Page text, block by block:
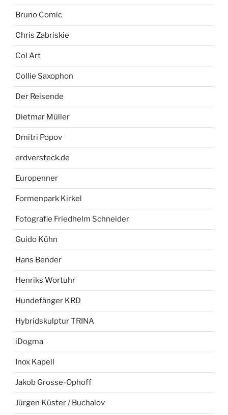
Bruno Comic
Chris Zabriskie
Col Art
Collie Saxophon
Der Reisende
Dietmar Müller
Dmitri Popov
erdversteck.de
Europenner
Formenpark Kirkel
Fotografie Friedhelm Schneider
Guido Kühn
Hans Bender
Henriks Wortuhr
Hundefänger KRD
Hybridskulptur TRINA
iDogma
Inox Kapell
Jakob Grosse-Ophoff
Jürgen Küster / Buchalov